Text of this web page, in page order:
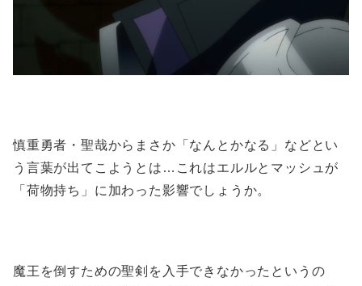
慎重勇者・聖哉からまさか「なんとかなる」などとい
う言葉が出てこようとは…これはエルルとマッシュが
「荷物持ち」に加わった影響でしょうか。
魔王を倒すための聖剣を入手できなかったというの